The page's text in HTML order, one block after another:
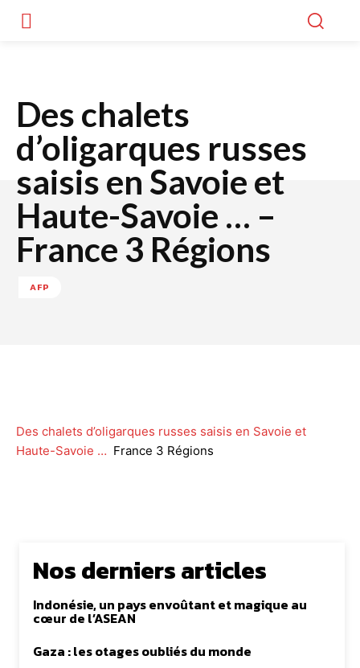
Des chalets
d’oligarques russes
saisis en Savoie et
Haute-Savoie … –
France 3 Régions
AFP
Des chalets d’oligarques russes saisis en Savoie et
Haute-Savoie … France 3 Régions
Nos derniers articles
Indonésie, un pays envoûtant et magique au
cœur de l’ASEAN
Gaza : les otages oubliés du monde